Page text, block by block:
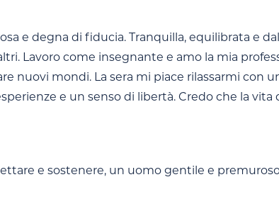
e degna di fiducia. Tranquilla, equilibrata e
Lavoro come insegnante e amo la mia
nuovi mondi. La sera mi piace rilassarmi con
e un senso di libertà. Credo che la
e sostenere, un uomo gentile e